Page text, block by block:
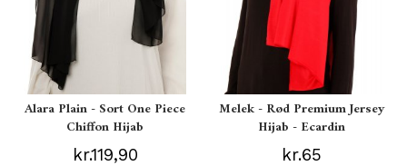
Alara Plain - Sort One Piece
Chiffon Hijab
kr.119,90
Melek - Rød Premium Jersey
Hijab - Ecardin
kr.65